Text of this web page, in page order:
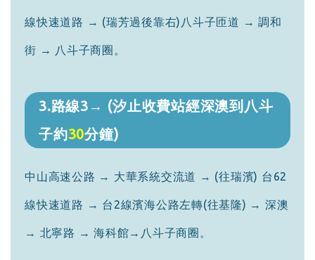
線快速道路 → (瑞芳過後靠右)八斗子匝道 → 調和
街 → 八斗子商圈。
3.路線3→ (汐止收費站經深澳到八斗
子約30分鐘)
中山高速公路 → 大華系統交流道 → (往瑞濱) 台62
線快速道路 → 台2線濱海公路左轉(往基隆) → 深澳
→ 北寧路 → 海科館→八斗子商圈。